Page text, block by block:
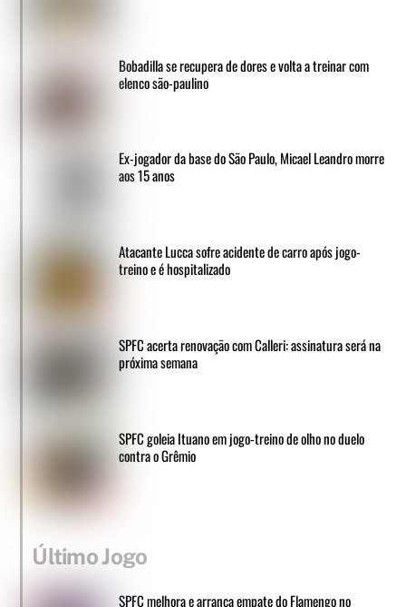
Bobadilla se recupera de dores e volta a treinar com
elenco são-paulino
Ex-jogador da base do São Paulo, Micael Leandro morre
aos 15 anos
Atacante Lucca sofre acidente de carro após jogo-
treino e é hospitalizado
SPFC acerta renovação com Calleri: assinatura será na
próxima semana
SPFC goleia Ituano em jogo-treino de olho no duelo
contra o Grêmio
Último Jogo
SPFC melhora e arranca empate do Flamengo no